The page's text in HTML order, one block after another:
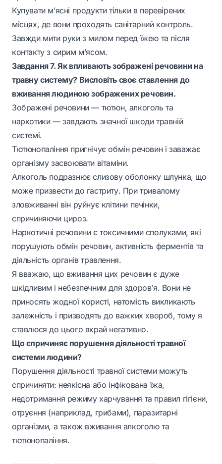
Купувати м’ясні продукти тільки в перевірених
місцях, де вони проходять санітарний контроль.
Завжди мити руки з милом перед їжею та після
контакту з сирим м’ясом.
Завдання 7. Як впливають зображені речовини на
травну систему? Висловіть своє ставлення до
вживання людиною зображених речовин.
Зображені речовини — тютюн, алкоголь та
наркотики — завдають значної шкоди травній
системі.
Тютюнопаління пригнічує обмін речовин і заважає
організму засвоювати вітаміни.
Алкоголь подразнює слизову оболонку шлунка, що
може призвести до гастриту. При тривалому
зловживанні він руйнує клітини печінки,
спричиняючи цироз.
Наркотичні речовини є токсичними сполуками, які
порушують обмін речовин, активність ферментів та
діяльність органів травлення.
Я вважаю, що вживання цих речовин є дуже
шкідливим і небезпечним для здоров’я. Вони не
приносять жодної користі, натомість викликають
залежність і призводять до важких хвороб, тому я
ставлюся до цього вкрай негативно.
Що спричиняє порушення діяльності травної
системи людини?
Порушення діяльності травної системи можуть
спричиняти: неякісна або інфікована їжа,
недотримання режиму харчування та правил гігієни,
отруєння (наприклад, грибами), паразитарні
організми, а також вживання алкоголю та
тютюнопаління.